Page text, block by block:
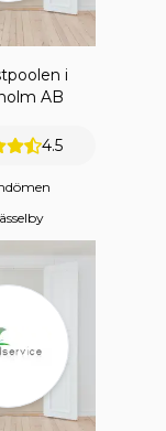
i
AB
4.5